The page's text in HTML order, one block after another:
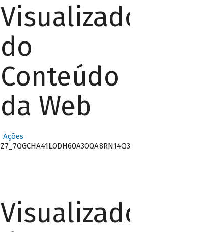
Visualizador
do
Conteúdo
da Web
Ações
Z7_7QGCHA41LODH60A3OQA8RN14Q3
Visualizador